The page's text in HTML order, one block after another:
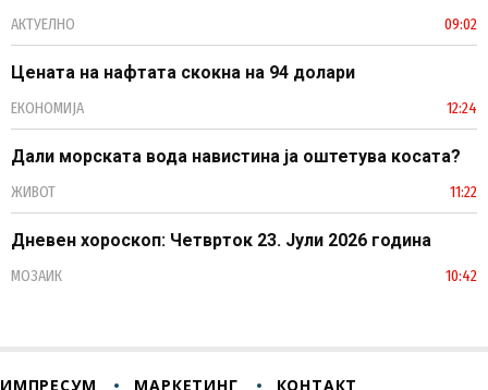
АКТУЕЛНО 09:02
Цената на нафтата скокна на 94 долари
ЕКОНОМИЈА 12:24
Дали морската вода навистина ја оштетува косата?
ЖИВОТ 11:22
Дневен хороскоп: Четврток 23. Јули 2026 година
МОЗАИК 10:42
ИМПРЕСУМ МАРКЕТИНГ КОНТАКТ